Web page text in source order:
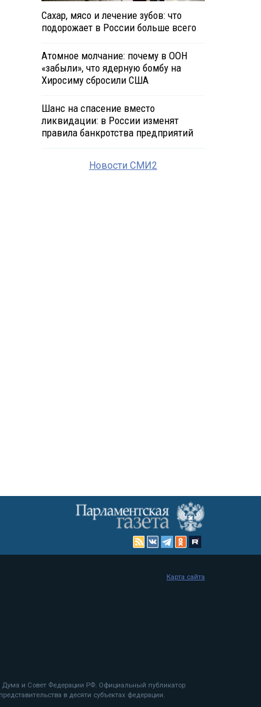
Сахар, мясо и лечение зубов: что
подорожает в России больше всего
Атомное молчание: почему в ООН
«забыли», что ядерную бомбу на
Хиросиму сбросили США
Шанс на спасение вместо
ликвидации: в России изменят
правила банкротства предприятий
Новости СМИ2
Дума и Совет Федерации РФ. Официальный публикатор
в десяти субъектах федерации.
Карта сайта